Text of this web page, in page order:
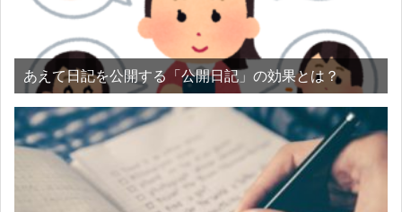
あえて日記を公開する「公開日記」の効果とは？